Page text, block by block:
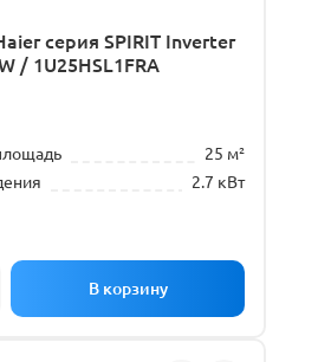
серия SPIRIT Inverter
/ 1U25HSL1FRA
25 м²
2.7 кВт